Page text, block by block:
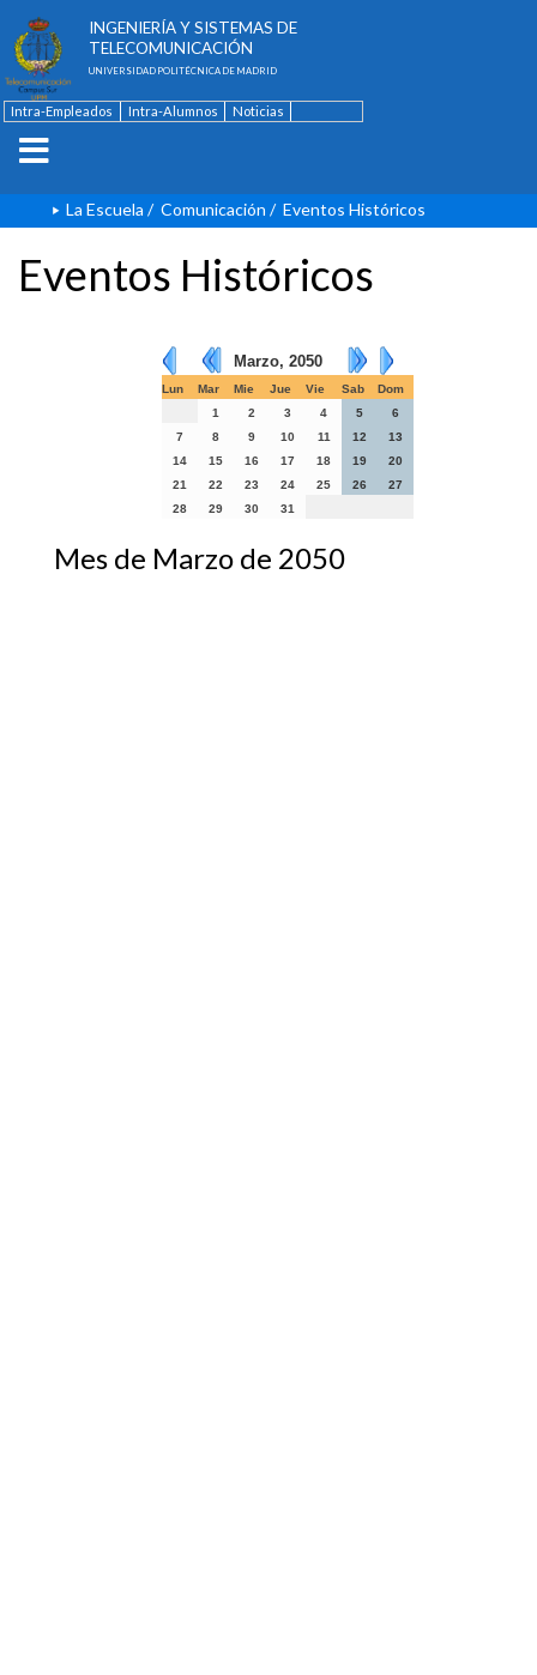
INGENIERÍA Y SISTEMAS DE
TELECOMUNICACIÓN
UNIVERSIDAD POLITÉCNICA DE MADRID
Intra-Empleados Intra-Alumnos
Noticias
La Escuela / Comunicación / Eventos Históricos
Eventos Históricos
Marzo, 2050
Lun Mar Mie Jue Vie Sab
Dom
1
2 3 4 5
6
7
8 9 10 11 12
13
14
15 16 17 18 19
20
21
22 23 24 25 26
27
28
29 30 31
Mes de Marzo de 2050